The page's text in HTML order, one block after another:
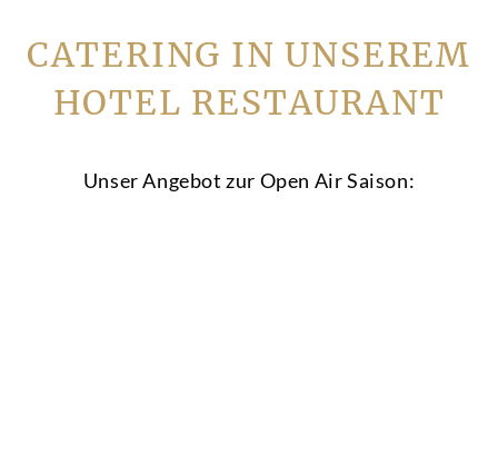
CATERING IN UNSEREM
HOTEL­ RESTAURANT
Unser Angebot zur Open Air Saison: